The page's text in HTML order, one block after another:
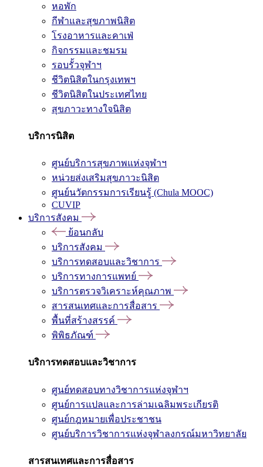
หอพัก
กีฬาและสุขภาพนิสิต
โรงอาหารและคาเฟ่
กิจกรรมและชมรม
รอบรั้วจุฬาฯ
ชีวิตนิสิตในกรุงเทพฯ
ชีวิตนิสิตในประเทศไทย
สุขภาวะทางใจนิสิต
บริการนิสิต
ศูนย์บริการสุขภาพแห่งจุฬาฯ
หน่วยส่งเสริมสุขภาวะนิสิต
ศูนย์นวัตกรรมการเรียนรู้ (Chula MOOC)
CUVIP
บริการสังคม
ย้อนกลับ
บริการสังคม
บริการทดสอบและวิชาการ
บริการทางการแพทย์
บริการตรวจวิเคราะห์คุณภาพ
สารสนเทศและการสื่อสาร
พื้นที่สร้างสรรค์
พิพิธภัณฑ์
บริการทดสอบและวิชาการ
ศูนย์ทดสอบทางวิชาการแห่งจุฬาฯ
ศูนย์การแปลและการล่ามเฉลิมพระเกียรติ
ศูนย์กฎหมายเพื่อประชาชน
ศูนย์บริการวิชาการแห่งจุฬาลงกรณ์มหาวิทยาลัย
สารสนเทศและการสื่อสาร